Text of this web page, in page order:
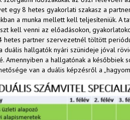
egy 8 hetes gyakorlati szakasz a
a munka mellett kell teljesíteniük. A
kell venni az előadásokon,
hetes partner szervezetnél töltött
duális hallgatók nyári szünideje jóval
Amennyiben a hallgatónak a későbbiek
van a duális képzésről a